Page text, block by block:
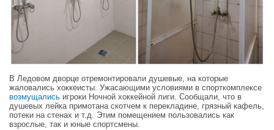
В Ледовом дворце отремонтировали душевые, на которые
жаловались хоккеисты. Ужасающими условиями в спорткомплексе
возмущались игроки Ночной хоккейной лиги. Сообщали, что в
душевых лейка примотана скотчем к перекладине, грязный кафель,
потеки на стенах и т.д. Этим помещением пользовались как
взрослые, так и юные спортсмены.